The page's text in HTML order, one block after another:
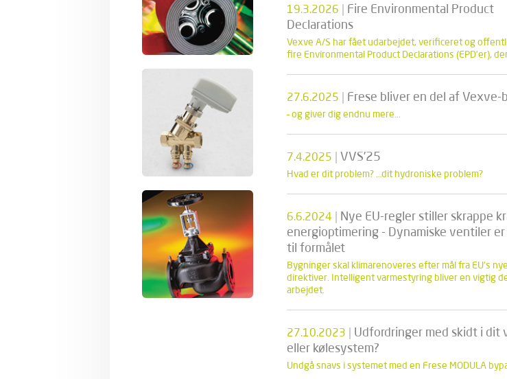
19.3.2026 | Fire Environmental Product
Declarations
Vexve A/S har fået udarbejdet, verificeret og
fire Environmental Product Declarations (EPD’er),
27.6.2025 | Frese bliver en del af Vexve-
– og giver dig endnu mere...
7.4.2025 | VVS’25
Hvad er dit problem? …dit hydroniske problem?
6.6.2024 | Nye EU-regler stiller skrappe
energioptimering - Dynamiske ventiler
til formålet
Bygninger skal klimarenoveres efter mål fra EU’s nye
direktiver. Intelligent varmestyring bliver en vigtig
arbejdet.
27.10.2023 | Udfordringer med skidt i dit
eller kølesystem?
Undgå snavs i systemet med en Frese MODULA